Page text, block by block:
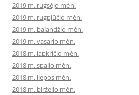
2019 m. rugsėjo mėn.
2019 m. rugpjūčio mėn.
2019 m. balandžio mėn.
2019 m. vasario mėn.
2018 m. lapkričio mėn.
2018 m. spalio mėn.
2018 m. liepos mėn.
2018 m. birželio mėn.